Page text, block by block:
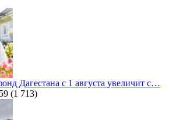
Дагестана с 1 августа увеличит с…
(1 713)